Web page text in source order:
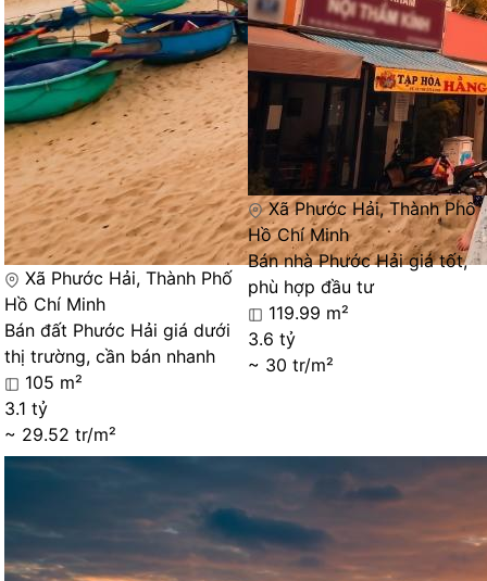
Xã Phước Hải, Thành Phố
Hồ Chí Minh
Bán đất Phước Hải giá dưới
thị trường, cần bán nhanh
105 m²
3.1 tỷ
~ 29.52 tr/m²
Xã Phước Hải, Thành Phố
Hồ Chí Minh
Bán nhà Phước Hải giá tốt,
phù hợp đầu tư
119.99 m²
3.6 tỷ
~ 30 tr/m²